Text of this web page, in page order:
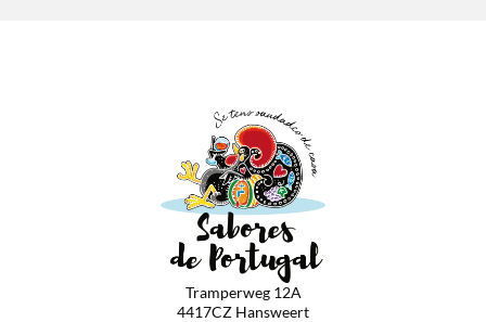
Tramperweg 12A
4417CZ Hansweert